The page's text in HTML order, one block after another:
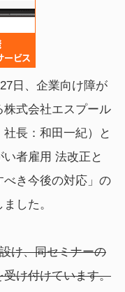
日、企業向け障が
式会社エスプール
長：和田一紀）と
者雇用 法改正と
き今後の対応」の
した。
け、同セミナーの
け付けています。